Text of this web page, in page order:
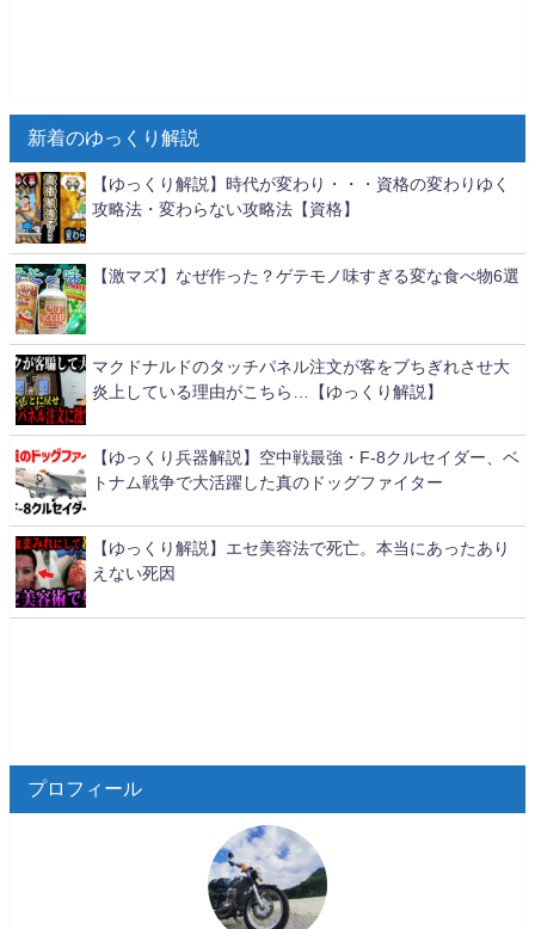
新着のゆっくり解説
【ゆっくり解説】時代が変わり・・・資格の変わりゆく
攻略法・変わらない攻略法【資格】
【激マズ】なぜ作った？ゲテモノ味すぎる変な食べ物6選
マクドナルドのタッチパネル注文が客をブちぎれさせ大
炎上している理由がこちら…【ゆっくり解説】
【ゆっくり兵器解説】空中戦最強・F-8クルセイダー、ベ
トナム戦争で大活躍した真のドッグファイター
【ゆっくり解説】エセ美容法で死亡。本当にあったあり
えない死因
プロフィール